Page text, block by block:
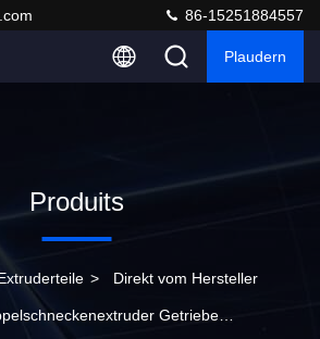
86-15251884557
Plaudern
Produits
> Direkt vom Hersteller
Getriebe